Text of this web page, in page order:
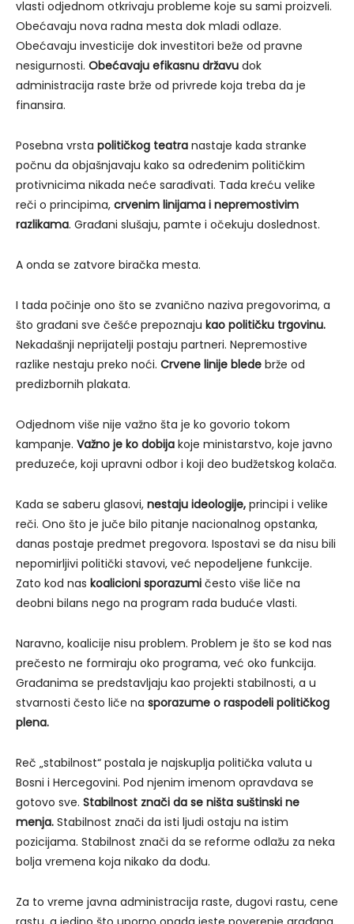
vlasti odjednom otkrivaju probleme koje su sami proizveli.
Obećavaju nova radna mesta dok mladi odlaze.
Obećavaju investicije dok investitori beže od pravne
nesigurnosti. Obećavaju efikasnu državu dok
administracija raste brže od privrede koja treba da je
finansira.
Posebna vrsta političkog teatra nastaje kada stranke
počnu da objašnjavaju kako sa određenim političkim
protivnicima nikada neće sarađivati. Tada kreću velike
reči o principima, crvenim linijama i nepremostivim
razlikama. Građani slušaju, pamte i očekuju doslednost.
A onda se zatvore biračka mesta.
I tada počinje ono što se zvanično naziva pregovorima, a
što građani sve češće prepoznaju kao političku trgovinu.
Nekadašnji neprijatelji postaju partneri. Nepremostive
razlike nestaju preko noći. Crvene linije blede brže od
predizbornih plakata.
Odjednom više nije važno šta je ko govorio tokom
kampanje. Važno je ko dobija koje ministarstvo, koje javno
preduzeće, koji upravni odbor i koji deo budžetskog kolača.
Kada se saberu glasovi, nestaju ideologije, principi i velike
reči. Ono što je juče bilo pitanje nacionalnog opstanka,
danas postaje predmet pregovora. Ispostavi se da nisu bili
nepomirljivi politički stavovi, već nepodeljene funkcije.
Zato kod nas koalicioni sporazumi često više liče na
deobni bilans nego na program rada buduće vlasti.
Naravno, koalicije nisu problem. Problem je što se kod nas
prečesto ne formiraju oko programa, već oko funkcija.
Građanima se predstavljaju kao projekti stabilnosti, a u
stvarnosti često liče na sporazume o raspodeli političkog
plena.
Reč „stabilnost“ postala je najskuplja politička valuta u
Bosni i Hercegovini. Pod njenim imenom opravdava se
gotovo sve. Stabilnost znači da se ništa suštinski ne
menja. Stabilnost znači da isti ljudi ostaju na istim
pozicijama. Stabilnost znači da se reforme odlažu za neka
bolja vremena koja nikako da dođu.
Za to vreme javna administracija raste, dugovi rastu, cene